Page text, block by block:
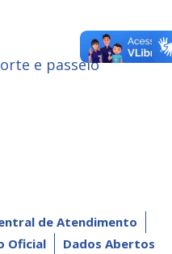
e passeio
de Atendimento
Oficial Dados Abertos